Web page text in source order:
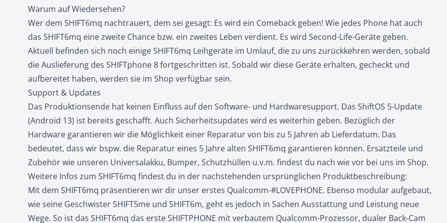
Warum auf Wiedersehen?
Wer dem SHIFT6mq nachtrauert, dem sei gesagt: Es wird ein Comeback geben! Wie jedes Phone hat auch
das SHIFT6mq eine zweite Chance bzw. ein zweites Leben verdient. Es wird Second-Life-Geräte geben.
Aktuell befinden sich noch einige SHIFT6mq Leihgeräte im Umlauf, die zu uns zurückkehren werden, sobald
die Auslieferung des SHIFTphone 8 fortgeschritten ist. Sobald wir diese Geräte erhalten, gecheckt und
aufbereitet haben, werden sie im Shop verfügbar sein.
Support & Updates
Das Produktionsende hat keinen Einfluss auf den Software- und Hardwaresupport. Das ShiftOS 5-Update
(Android 13) ist bereits geschafft. Auch Sicherheitsupdates wird es weiterhin geben. Bezüglich der
Hardware garantieren wir die Möglichkeit einer Reparatur von bis zu 5 Jahren ab Lieferdatum. Das
bedeutet, dass wir bspw. die Reparatur eines 5 Jahre alten SHIFT6mq garantieren können. Ersatzteile und
Zubehör wie unseren Universalakku, Bumper, Schutzhüllen u.v.m. findest du nach wie vor bei uns im Shop.
Weitere Infos zum SHIFT6mq findest du in der nachstehenden ursprünglichen Produktbeschreibung:
Mit dem SHIFT6mq präsentieren wir dir unser erstes Qualcomm-#LOVEPHONE. Ebenso modular aufgebaut,
wie seine Geschwister SHIFT5me und SHIFT6m, geht es jedoch in Sachen Ausstattung und Leistung neue
Wege. So ist das SHIFT6mq das erste SHIFTPHONE mit verbautem Qualcomm-Prozessor, dualer Back-Cam